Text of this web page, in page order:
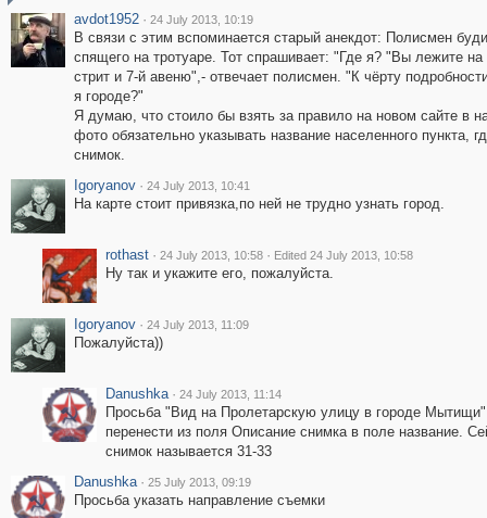
avdot1952 · 24 July 2013, 10:19
В связи с этим вспоминается старый анекдот: Полисмен
спящего на тротуаре. Тот спрашивает: "Где я? "Вы лежите на
стрит и 7-й авеню",- отвечает полисмен. "К чёрту
я городе?"
Я думаю, что стоило бы взять за правило на новом сайте в
фото обязательно указывать название населенного пункта,
снимок.
Igoryanov · 24 July 2013, 10:41
На карте стоит привязка,по ней не трудно узнать город.
rothast · 24 July 2013, 10:58 · Edited 24 July 2013, 10:58
Ну так и укажите его, пожалуйста.
Igoryanov · 24 July 2013, 11:09
Пожалуйста))
Danushka · 24 July 2013, 11:14
Просьба "Вид на Пролетарскую улицу в городе Мытищи"
перенести из поля Описание снимка в поле название.
снимок называется 31-33
Danushka · 25 July 2013, 09:19
Просьба указать направление съемки